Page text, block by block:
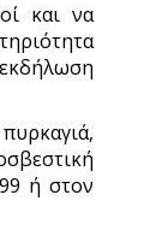
και να
ή στον